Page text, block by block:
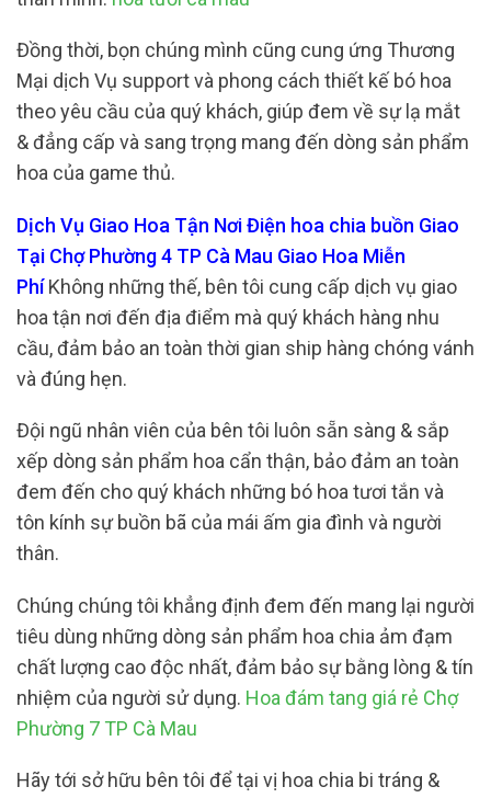
Đồng thời, bọn chúng mình cũng cung ứng Thương
Mại dịch Vụ support và phong cách thiết kế bó hoa
theo yêu cầu của quý khách, giúp đem về sự lạ mắt
& đẳng cấp và sang trọng mang đến dòng sản phẩm
hoa của game thủ.
Dịch Vụ Giao Hoa Tận Nơi Điện hoa chia buồn Giao
Tại Chợ Phường 4 TP Cà Mau Giao Hoa Miễn
PhíKhông những thế, bên tôi cung cấp dịch vụ giao
hoa tận nơi đến địa điểm mà quý khách hàng nhu
cầu, đảm bảo an toàn thời gian ship hàng chóng vánh
và đúng hẹn.
Đội ngũ nhân viên của bên tôi luôn sẵn sàng & sắp
xếp dòng sản phẩm hoa cẩn thận, bảo đảm an toàn
đem đến cho quý khách những bó hoa tươi tắn và
tôn kính sự buồn bã của mái ấm gia đình và người
thân.
Chúng chúng tôi khẳng định đem đến mang lại người
tiêu dùng những dòng sản phẩm hoa chia ảm đạm
chất lượng cao độc nhất, đảm bảo sự bằng lòng & tín
nhiệm của người sử dụng. Hoa đám tang giá rẻ Chợ
Phường 7 TP Cà Mau
Hãy tới sở hữu bên tôi để tại vị hoa chia bi tráng &